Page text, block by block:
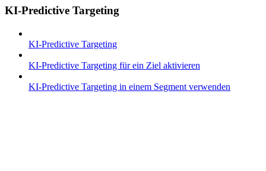
KI-Predictive Targeting
KI-Predictive Targeting
KI-Predictive Targeting für ein Ziel aktivieren
KI-Predictive Targeting in einem Segment verwenden